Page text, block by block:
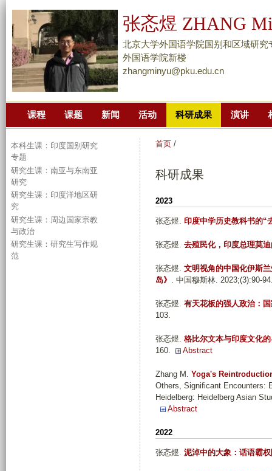
转
到
主
张忞煜 ZHANG
北京大学外国语学院国别和区域研究
外国语学院新楼
zhangminyu@pku.edu.cn
课程 课题 新闻 活动 科研成果 演讲
首页 /
科研成果
2023
张忞煜. 印度中学历史教科书的“
张忞煜. 去殖民化，印度总理莫
张忞煜. 文明视角的中国化伊斯
岛》 . 中国穆斯林. 2023;(3):90-
张忞煜. 有天花板的强人政治：
103.
张忞煜. 格比尔文本与印度文化
160.
Abstract
Zhang M . Yoga's
Others, Significant Encounters:
Heidelberg: Heidelberg Asian
Abstract
2022
张忞煜. 泥淖中的大象：话语霸
本科生课：印度国别研究
专题
研究生课：南亚与东南亚
研究
研究生课：印度洋地区研
究
研究生课：周边国家宗教
与政治
研究生课：研究生写作规
范